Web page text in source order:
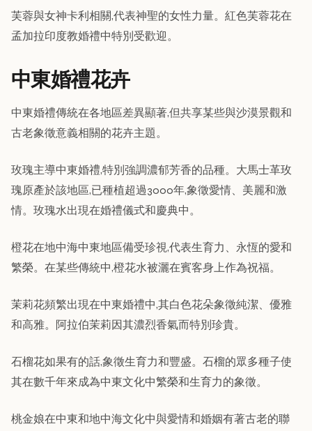
芙蓉與女神卡利相關,代表神聖的女性力量。紅色芙蓉花在
孟加拉印度教婚禮中特別受歡迎。
中東婚禮花卉
中東婚禮傳統在各地區差異顯著,但共享某些與沙漠景觀和
古老象徵意義相關的花卉主題。
玫瑰主導中東婚禮,特別強調濃郁芳香的品種。大馬士革玫
瑰原產於該地區,已種植超過3000年,象徵愛情、美麗和激
情。玫瑰水出現在婚禮儀式和慶典中。
橙花在地中海中東地區備受珍視,代表生育力、永恆的愛和
繁榮。在某些傳統中,橙花水被灑在賓客身上作為祝福。
茉莉花頻繁出現在中東婚禮中,其白色花朵象徵純潔、優雅
和高雅。阿拉伯茉莉因其濃烈香氣而特別珍貴。
石榴花如果有的話,象徵生育力和豐盛。石榴的眾多種子使
其在數千年來成為中東文化中繁榮和生育力的象徵。
桃金娘在中東和地中海文化中與愛情和婚姻有著古老的聯